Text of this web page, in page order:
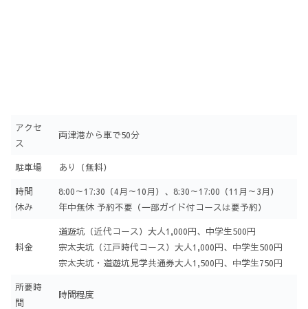
アクセ
ス
両津港から車で50分
駐車場 あり（無料）
時間
休み
8:00～17:30（4月～10月）、8:30～17:00（11月～3月）
年中無休 予約不要（一部ガイド付コースは要予約）
料金
道遊坑（近代コース）大人1,000円、中学生500円
宗太夫坑（江戸時代コース）大人1,000円、中学生500円
宗太夫坑・道遊坑見学共通券大人1,500円、中学生750円
所要時
間
時間程度